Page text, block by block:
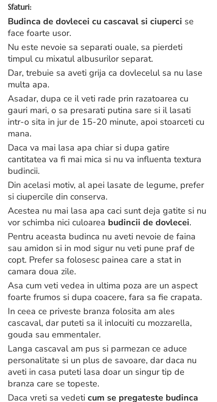
Sfaturi:
Budinca de dovlecei cu cascaval si ciuperci se
face foarte usor.
Nu este nevoie sa separati ouale, sa pierdeti
timpul cu mixatul albusurilor separat.
Dar, trebuie sa aveti grija ca dovlecelul sa nu lase
multa apa.
Asadar, dupa ce il veti rade prin razatoarea cu
gauri mari, o sa presarati putina sare si il lasati
intr-o sita in jur de 15-20 minute, apoi stoarceti cu
mana.
Daca va mai lasa apa chiar si dupa gatire
cantitatea va fi mai mica si nu va influenta textura
budincii.
Din acelasi motiv, al apei lasate de legume, prefer
si ciupercile din conserva.
Acestea nu mai lasa apa caci sunt deja gatite si nu
vor schimba nici culoarea budincii de dovlecei.
Pentru aceasta budinca nu aveti nevoie de faina
sau amidon si in mod sigur nu veti pune praf de
copt. Prefer sa folosesc painea care a stat in
camara doua zile.
Asa cum veti vedea in ultima poza are un aspect
foarte frumos si dupa coacere, fara sa fie crapata.
In ceea ce priveste branza folosita am ales
cascaval, dar puteti sa il inlocuiti cu mozzarella,
gouda sau emmentaler.
Langa cascaval am pus si parmezan ce aduce
personalitate si un plus de savoare, dar daca nu
aveti in casa puteti lasa doar un singur tip de
branza care se topeste.
Daca vreti sa vedeti cum se pregateste budinca